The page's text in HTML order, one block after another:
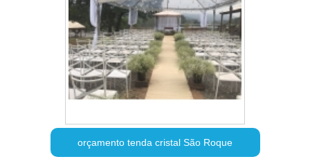
orçamento tenda cristal São Roque